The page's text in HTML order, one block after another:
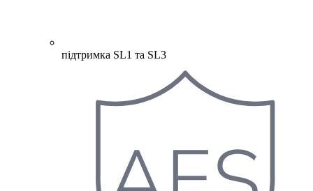
підтримка SL1 та SL3